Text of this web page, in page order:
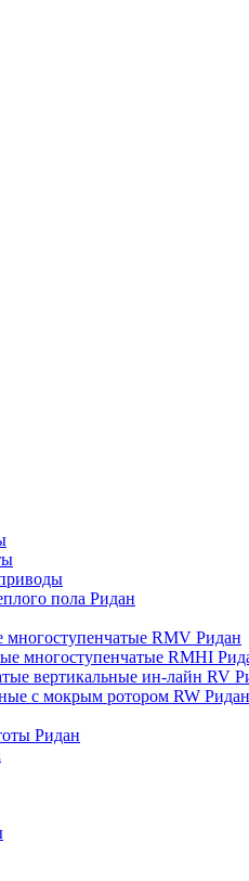
пола Ридан
многоступенчатые RMV Ридан
многоступенчатые RMHI
вертикальные ин-лайн RV
с мокрым ротором RW Ридан
Ридан